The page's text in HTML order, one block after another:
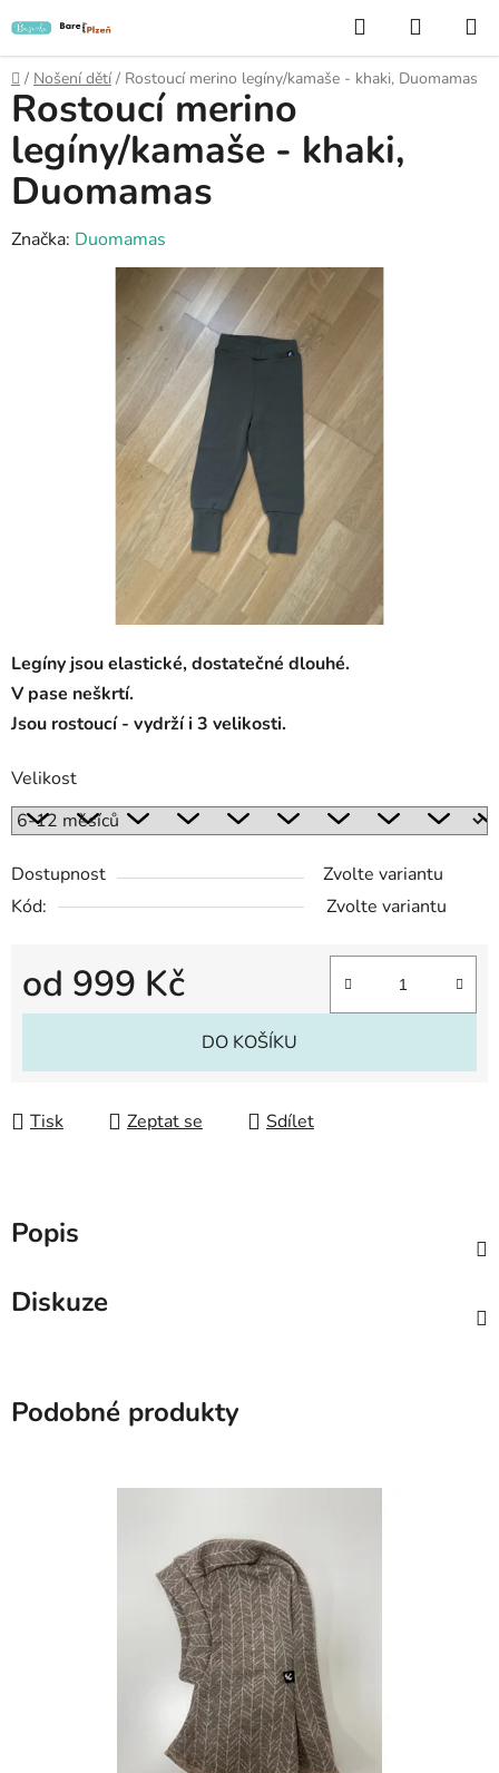
na
obsah
Hledat
KOŠÍK
Domů
/ Nošení dětí / Rostoucí merino legíny/kamaše - khaki, Duomamas
Legíny jsou elastické, dostatečné dlouhé.
V pase neškrtí.
Jsou rostoucí - vydrží i 3 velikosti.
Velikost
Dostupnost
Zvolte variantu
Kód:
Zvolte variantu
od 999 Kč
Měrná cena:
DO KOŠÍKU
Tisk Zeptat se Sdílet
Rostoucí merino
legíny/kamaše - khaki,
Duomamas
Značka: Duomamas
Popis
Diskuze
Podobné produkty